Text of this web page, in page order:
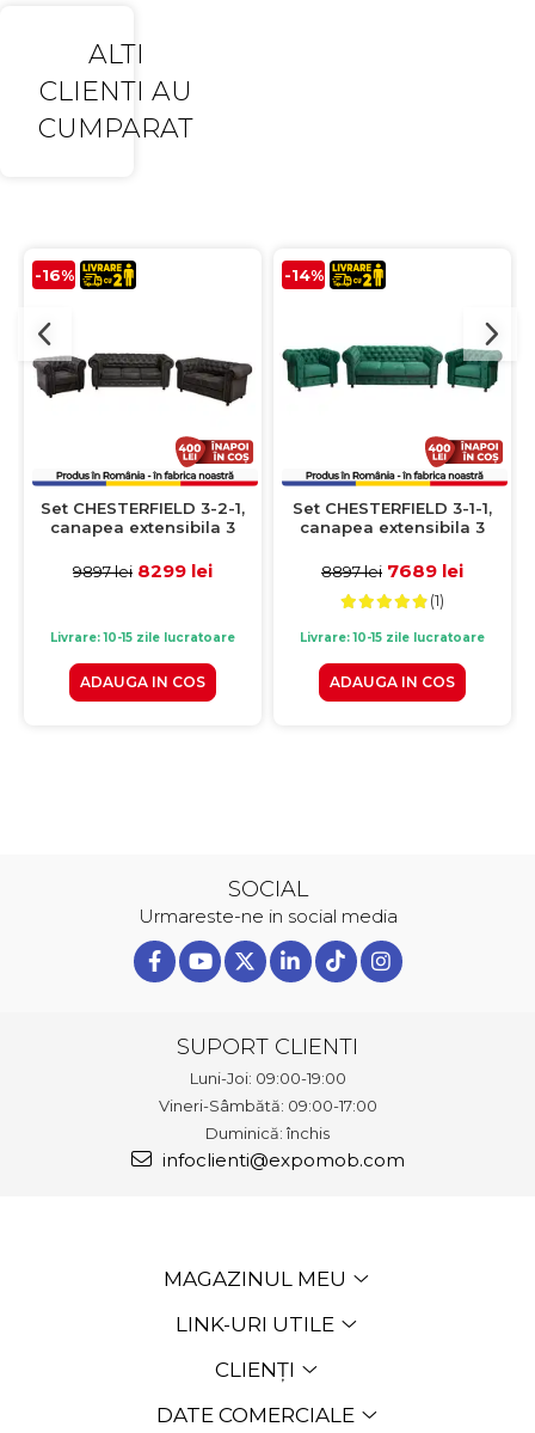
ALTI
CLIENTI AU
CUMPARAT
-16%
Set CHESTERFIELD 3-2-1,
canapea extensibila 3
locuri si fotoliu fix, negru
9897 lei 8299 lei
Livrare: 10-15 zile lucratoare
ADAUGA IN COS
-14%
Set CHESTERFIELD 3-1-1,
canapea extensibila 3
verde
8897 lei 7689 lei
(1)
Livrare: 10-15 zile lucratoare
ADAUGA IN COS
SOCIAL
Urmareste-ne in social media
SUPORT CLIENTI
Luni-Joi: 09:00-19:00
Vineri-Sâmbătă: 09:00-17:00
Duminică: închis
infoclienti@expomob.com
MAGAZINUL MEU
LINK-URI UTILE
CLIENȚI
DATE COMERCIALE